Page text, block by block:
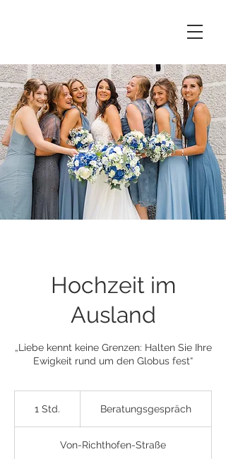
Hochzeit im
Ausland
„Liebe kennt keine Grenzen: Halten Sie Ihre
Ewigkeit rund um den Globus fest“
1 Std.
d
Beratungsgespräch
Von-Richthofen-Straße